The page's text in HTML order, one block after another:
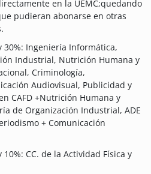
en la UEMC;quedando
pudieran abonarse en otras
30%: Ingeniería Informática,
Industrial, Nutrición Humana y
Criminología,
Audiovisual, Publicidad y
CAFD +Nutrición Humana y
de Organización Industrial, ADE
+ Comunicación
CC. de la Actividad Física y